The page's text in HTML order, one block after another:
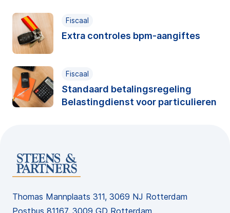
Fiscaal
Extra controles bpm-aangiftes
Fiscaal
Standaard betalingsregeling
Belastingdienst voor particulieren
Thomas Mannplaats 311, 3069 NJ Rotterdam
Postbus 81167, 3009 GD Rotterdam